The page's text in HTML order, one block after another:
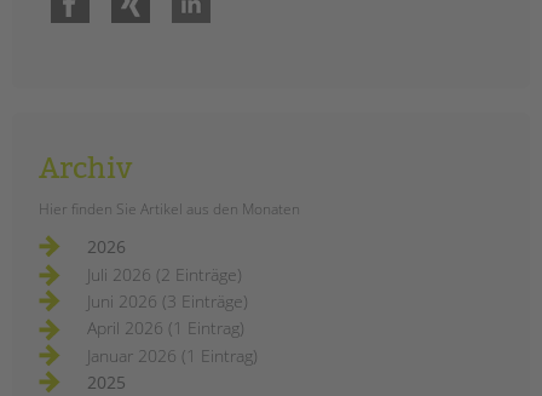
Archiv
Hier finden Sie Artikel aus den Monaten
2026
Juli 2026 (2 Einträge)
Juni 2026 (3 Einträge)
April 2026 (1 Eintrag)
Januar 2026 (1 Eintrag)
2025